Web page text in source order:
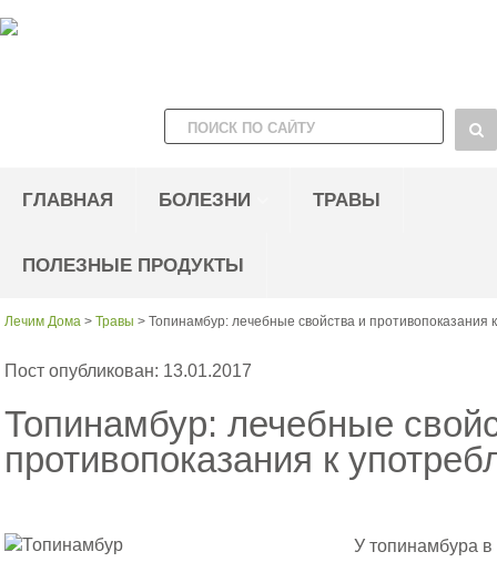
ГЛАВНАЯ БОЛЕЗНИ ТРАВЫ
ПОЛЕЗНЫЕ ПРОДУКТЫ
Лечим Дома >Травы >Топинамбур: лечебные свойства и противопоказания
Пост опубликован: 13.01.2017
Топинамбур: лечебные
противопоказания к
У топинамбура в